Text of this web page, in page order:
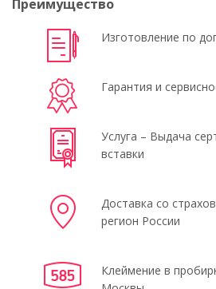
Преимущество
Изготовление по
Гарантия и
Услуга – Выдача
вставки
Доставка со
регион России
Клеймение в